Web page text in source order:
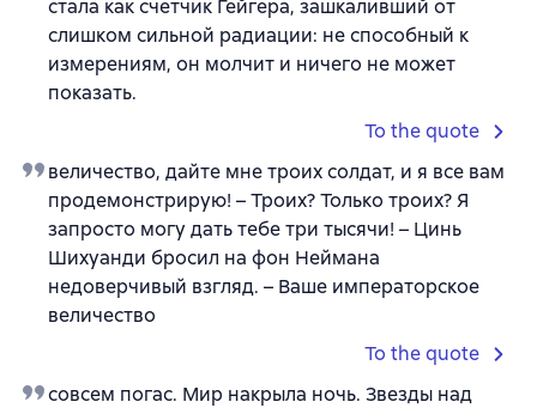
стала как счетчик Гейгера, зашкаливший от
слишком сильной радиации: не способный к
измерениям, он молчит и ничего не может
показать.
To the quote
величество, дайте мне троих солдат, и я все вам
продемонстрирую! – Троих? Только троих? Я
запросто могу дать тебе три тысячи! – Цинь
Шихуанди бросил на фон Неймана
недоверчивый взгляд. – Ваше императорское
величество
To the quote
совсем погас. Мир накрыла ночь. Звезды над